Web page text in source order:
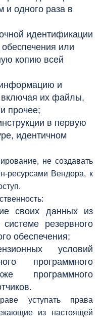
и одного раза в
идентификации
обеспечения или
копию всей
и
включая их файлы,
прочее;
в первую
идентичном
не создавать
ресурсами Вендора, к
своих данных из
резервного
обеспечения;
условий
программного
программного
уступать права
из настоящей